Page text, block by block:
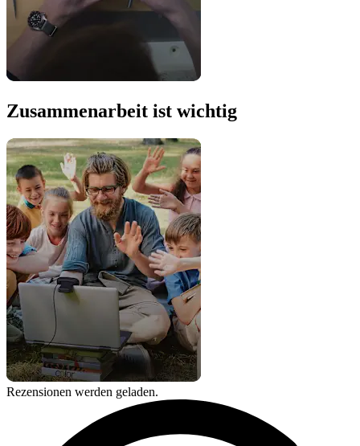
Zusammenarbeit ist wichtig
Rezensionen werden geladen.